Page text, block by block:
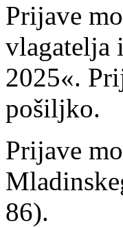
Prijave
vlagatelja
2025«.
pošiljko.
Prijave
86).